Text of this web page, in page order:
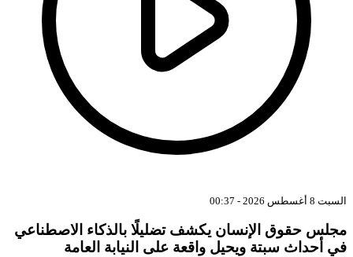
8 أغسطس 2026 - 00:37
حقوق الإنسان يكشف تضليلًا بالذكاء الاصطناعي
أحداث سبتة ويحيل واقعة على النيابة العامة